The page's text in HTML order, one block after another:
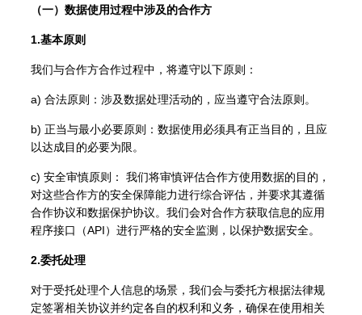
（一）数据使用过程中涉及的合作方
1.基本原则
我们与合作方合作过程中，将遵守以下原则：
a) 合法原则：涉及数据处理活动的，应当遵守合法原则。
b) 正当与最小必要原则：数据使用必须具有正当目的，且应
以达成目的必要为限。
c) 安全审慎原则： 我们将审慎评估合作方使用数据的目的，
对这些合作方的安全保障能力进行综合评估，并要求其遵循
合作协议和数据保护协议。我们会对合作方获取信息的应用
程序接口（API）进行严格的安全监测，以保护数据安全。
2.委托处理
对于受托处理个人信息的场景，我们会与委托方根据法律规
定签署相关协议并约定各自的权利和义务，确保在使用相关